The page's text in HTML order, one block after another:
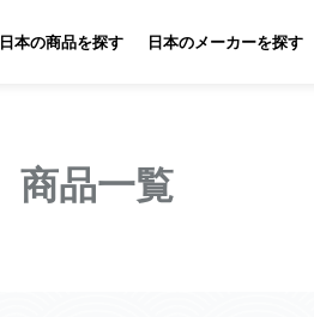
日本の商品を探す 日本のメーカーを探す
商品一覧